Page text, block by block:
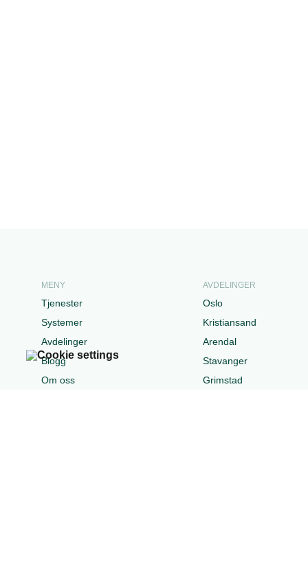
MENY
Tjenester
Systemer
Avdelinger
Blogg
Om oss
AVDELINGER
Oslo
Kristiansand
Arendal
Stavanger
Grimstad